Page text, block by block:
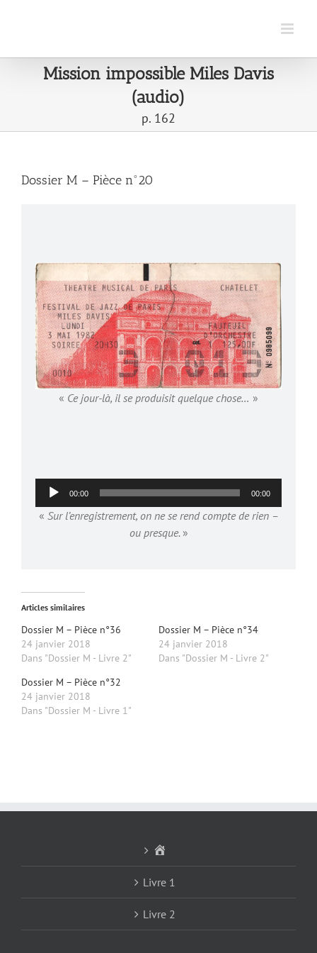
Mission impossible Miles Davis
(audio)
p. 162
Dossier M – Pièce n°20
« Ce jour-là, il se produisit quelque chose… »
Lecteur
audio
00:00 00:00
« Sur l’enregistrement, on ne se rend compte de rien –
ou presque. »
Articles similaires
Dossier M – Pièce n°36
24 janvier 2018
Dans "Dossier M - Livre 2"
Dossier M – Pièce n°34
24 janvier 2018
Dans "Dossier M - Livre 2"
Dossier M – Pièce n°32
24 janvier 2018
Dans "Dossier M - Livre 1"
Livre 1
Livre 2